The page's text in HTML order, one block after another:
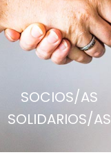
SOCIOS/AS
SOLIDARIOS/AS